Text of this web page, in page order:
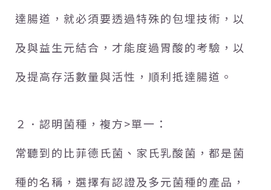
達腸道，就必須要透過特殊的包埋技術，以
及與益生元結合，才能度過胃酸的考驗，以
及提高存活數量與活性，順利抵達腸道。
２．認明菌種，複方>單一：
常聽到的比菲德氏菌、家氏乳酸菌，都是菌
種的名稱，選擇有認證及多元菌種的產品，